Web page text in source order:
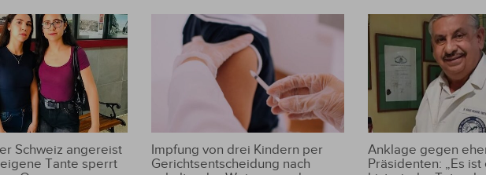
Schweiz angereist
Tante sperrt
Impfung von drei Kindern per
Gerichtsentscheidung nach
Anklage gegen
Präsidenten: „Es ist